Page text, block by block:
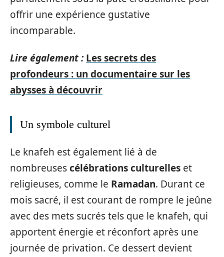
offrir une expérience gustative
incomparable.
Lire également : Les secrets des
profondeurs : un documentaire sur les
abysses à découvrir
Un symbole culturel
Le knafeh est également lié à de
nombreusescélébrations culturelles et
religieuses, comme le Ramadan. Durant ce
mois sacré, il est courant de rompre le jeûne
avec des mets sucrés tels que le knafeh, qui
apportent énergie et réconfort après une
journée de privation. Ce dessert devient